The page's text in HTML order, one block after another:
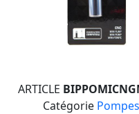
ARTICLE
Catégorie Pompes